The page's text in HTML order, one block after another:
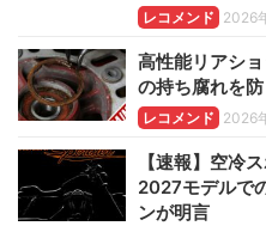
レコメンド 2026
高性能リアシ
の持ち腐れを
レコメンド 2026
【速報】空冷
2027モデルで
ンが明言